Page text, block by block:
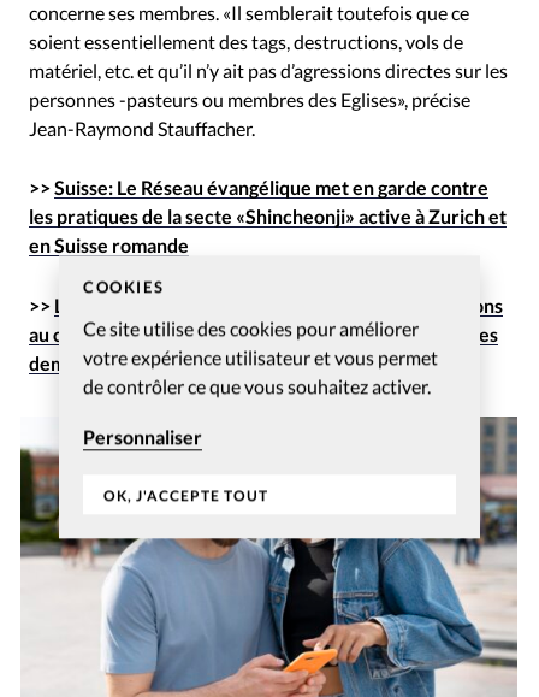
COOKIES
Ce site utilise des cookies pour améliorer
votre expérience utilisateur et vous permet
de contrôler ce que vous souhaitez activer.
Personnaliser
OK, J'ACCEPTE TOUT
concerne ses membres. «Il semblerait toutefois que ce
soient essentiellement des tags, destructions, vols de
matériel, etc. et qu’il n’y ait pas d’agressions directes sur les
personnes -pasteurs ou membres des Eglises», précise
Jean-Raymond Stauffacher.
>>Suisse: Le Réseau évangélique met en garde contre
les pratiques de la secte «Shincheonji» active à Zurich et
en Suisse romande
>> La Cour de justice de l’UE estime que les conversions
au christianisme doivent être prises en compte dans les
dema
ndes d’asile